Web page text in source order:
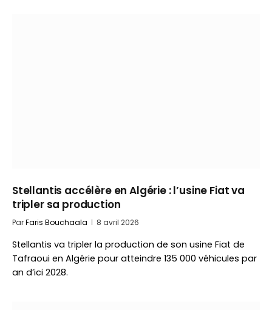
Stellantis accélère en Algérie : l’usine Fiat va
tripler sa production
ParFaris Bouchaala 8 avril 2026
Stellantis va tripler la production de son usine Fiat de
Tafraoui en Algérie pour atteindre 135 000 véhicules par
an d’ici 2028.